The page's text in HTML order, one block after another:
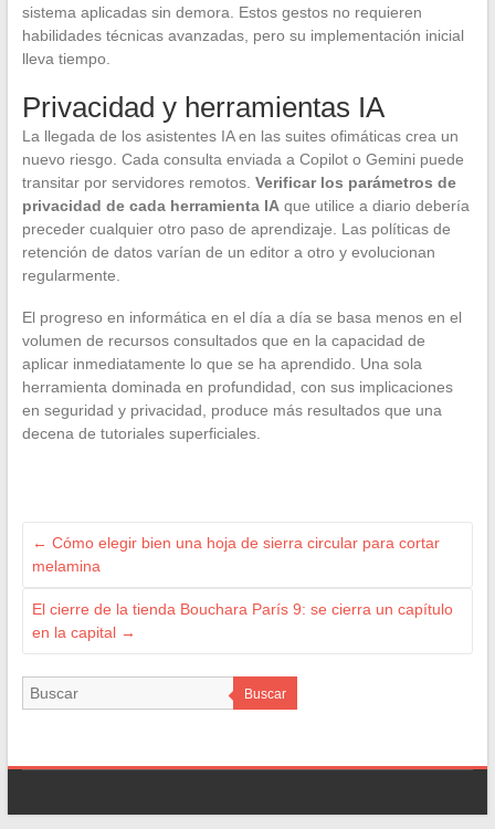
sistema aplicadas sin demora. Estos gestos no requieren
habilidades técnicas avanzadas, pero su implementación inicial
lleva tiempo.
Privacidad y herramientas IA
La llegada de los asistentes IA en las suites ofimáticas crea un
nuevo riesgo. Cada consulta enviada a Copilot o Gemini puede
transitar por servidores remotos. Verificar los parámetros de
privacidad de cada herramienta IAque utilice a diario debería
preceder cualquier otro paso de aprendizaje. Las políticas de
retención de datos varían de un editor a otro y evolucionan
regularmente.
El progreso en informática en el día a día se basa menos en el
volumen de recursos consultados que en la capacidad de
aplicar inmediatamente lo que se ha aprendido. Una sola
herramienta dominada en profundidad, con sus implicaciones
en seguridad y privacidad, produce más resultados que una
decena de tutoriales superficiales.
← Cómo elegir bien una hoja de sierra circular para cortar
melamina
El cierre de la tienda Bouchara París 9: se cierra un capítulo
en la capital →
Buscar